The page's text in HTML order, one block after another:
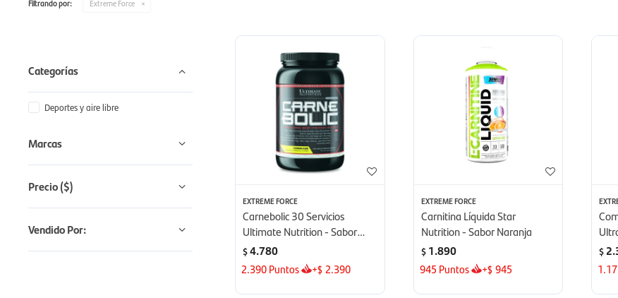
Filtrando por: Extreme Force
EXTREME FORCE
Carnebolic 30 Servicios
Ultimate Nutrition - Sabor
Limonada
$4.780
2.390Puntos +$ 2.390
EXTREME FORCE
Carnitina Líquida Star
Nutrition - Sabor Naranja
$ 1.890
945 Puntos +$ 945
$
Categorías
Deportes y aire libre
Marcas
Precio($)
Vendido Por: